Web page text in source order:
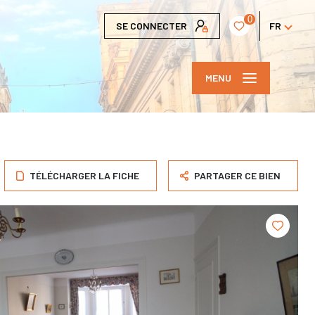
SE CONNECTER
0
FR
MENU
TÉLÉCHARGER LA FICHE PARTAGER CE BIEN